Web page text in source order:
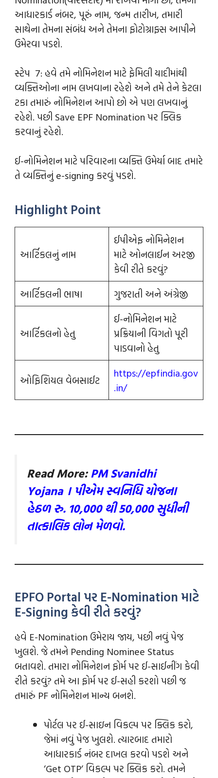
આધારકાર્ડ નંબર, પૂરું નામ, જન્મ તારીખ, તમારી
સાથેના તેમના સંબંધ અને તેમના ફોટોગ્રાફ્સ આપીને
ઉમેરવા પડશે.
સ્ટેપ 7: હવે તમે નોમિનેશન માટે ફેમિલી યાદીમાંથી
વ્યક્તિઓના નામ લખવાના રહેશે અને તમે તેને કેટલા
ટકા તમારું નોમિનેશન આપો છો એ પણ લખવાનું
રહેશે. પછી Save EPF Nomination પર ક્લિક
કરવાનું રહેશે.
ઈ-નોમિનેશન માટે પરિવારના વ્યક્તિ ઉમેર્યા બાદ તમારે
તે વ્યક્તિનું e-signing કરવું પડશે.
Highlight Point
આર્ટિકલનું નામ
ઈપીએફ નોમિનેશન
માટે ઓનલાઈન અરજી
કેવી રીતે કરવું?
આર્ટિકલની ભાષા
ગુજરાતી અને અંગ્રેજી
આર્ટિકલનો હેતુ
ઈ-નોમિનેશન માટે
પ્રક્રિયાની વિગતો પૂરી
પાડવાનો હેતુ
ઓફિશિયલ વેબસાઈટ
https://epfindia.gov
.in/
Read More:PM Svanidhi
Yojana । પીએમ સ્વનિધિ યોજના
હેઠળ રુ. 10,000 થી 50,000 સુધીની
તાત્કાલિક લોન મેળવો.
EPFO Portal પર E-Nomination માટે
E-Signing કેવી રીતે કરવું?
હવે E-Nomination ઉમેરાય જાય, પછી નવું પેજ
ખુલશે. જે તમને Pending Nominee Status
બતાવશે. તમારા નોમિનેશન ફોર્મ પર ઈ-સાઈનીંગ કેવી
રીતે કરવું? તમે આ ફોર્મ પર ઈ-સહી કરશો પછી જ
તમારું PF નોમિનેશન માન્ય બનશે.
પોર્ટલ પર ઈ-સાઇન વિકલ્પ પર ક્લિક કરો,
જેમાં નવું પેજ ખુલશે. ત્યારબાદ તમારો
આધારકાર્ડ નંબર દાખલ કરવો પડશે અને
‘Get OTP‘ વિકલ્પ પર ક્લિક કરો. તમને